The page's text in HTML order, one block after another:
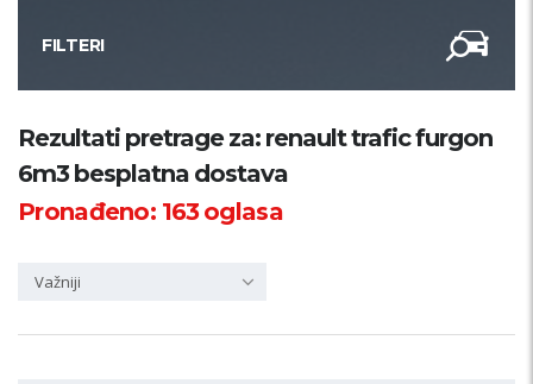
FILTERI
Kategorija
Županija
Rezultati pretrage za: renault trafic furgon
6m3 besplatna dostava
Pronađeno: 163oglasa
Važniji